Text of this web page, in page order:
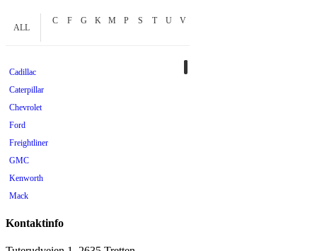
ALL
C F G K M P S T U V
Cadillac
Caterpillar
Chevrolet
Ford
Freightliner
GMC
Kenworth
Mack
Kontaktinfo